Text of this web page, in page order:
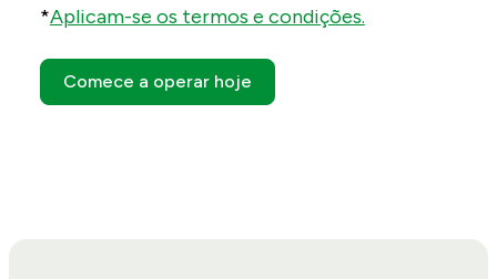
*Aplicam-se os termos e condições.
Comece a operar hoje